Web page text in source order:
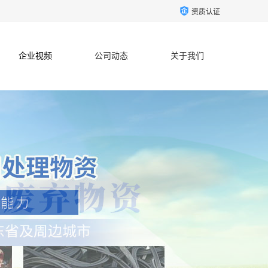
资质认证
企业视频 公司动态 关于我们